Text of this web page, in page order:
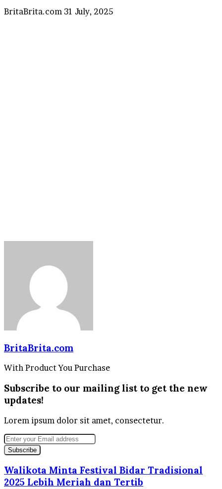
BritaBrita.com Send
31 July, 2025
BritaBrita.com
With Product You Purchase
Subscribe to our mailing list to get the new
updates!
Lorem ipsum dolor sit amet, consectetur.
Enter
your
Email
address
Walikota Minta Festival Bidar Tradisional
2025 Lebih Meriah dan Tertib